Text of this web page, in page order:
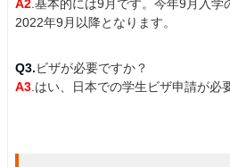
A2.基本的には9月です。今年9月入学
2022年9月以降となります。
Q3. ビザが必要ですか？
A3.はい、日本での学生ビザ申請が必